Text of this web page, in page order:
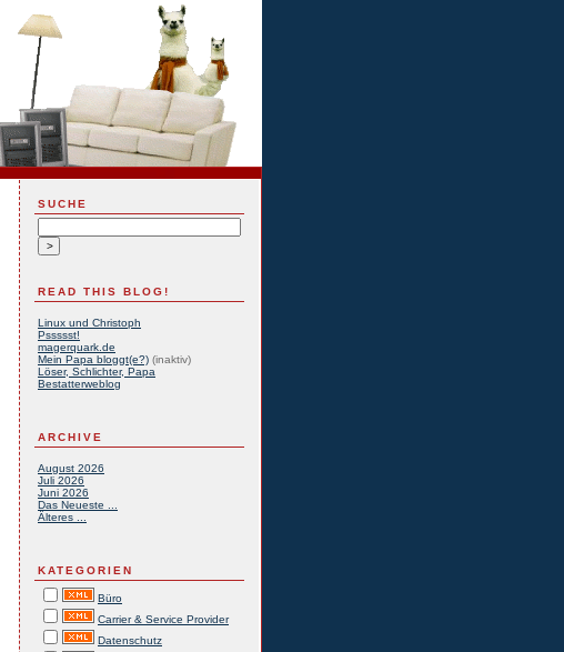
SUCHE
READ THIS BLOG!
Linux und Christoph
Pssssst!
magerquark.de
Mein Papa bloggt(e?) (inaktiv)
Löser, Schlichter, Papa
Bestatterweblog
ARCHIVE
August 2026
Juli 2026
Juni 2026
Das Neueste ...
Älteres ...
KATEGORIEN
Büro
Carrier & Service Provider
Datenschutz